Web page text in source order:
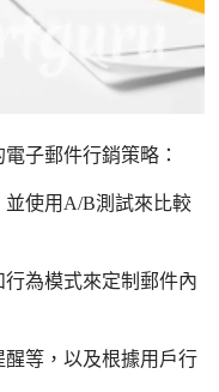
子郵件行銷策略：
並使用A/B測試來比較
為模式來定制郵件內
等，以及根據用戶行